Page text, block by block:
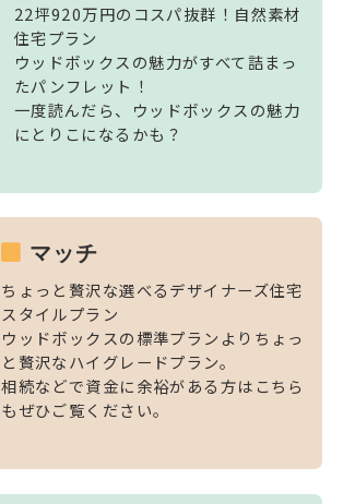
22坪920万円のコスパ抜群！自然素材
住宅プラン
ウッドボックスの魅力がすべて詰まっ
たパンフレット！
一度読んだら、ウッドボックスの魅力
にとりこになるかも？
マッチ
ちょっと贅沢な選べるデザイナーズ住宅
スタイルプラン
ウッドボックスの標準プランよりちょっ
と贅沢なハイグレードプラン。
相続などで資金に余裕がある方はこちら
もぜひご覧ください。